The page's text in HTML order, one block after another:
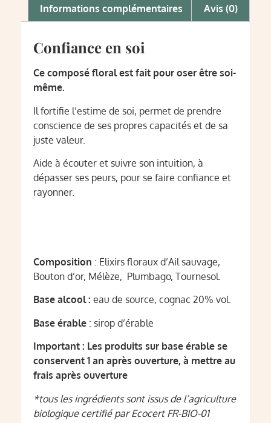
Informations complémentaires Avis (0)
Confiance en soi
Ce composé floral est fait pour oser être soi-
même.
Il fortifie l’estime de soi, permet de prendre
conscience de ses propres capacités et de sa
juste valeur.
Aide à écouter et suivre son intuition, à
dépasser ses peurs, pour se faire confiance et
rayonner.
Composition : Elixirs floraux d’Ail sauvage,
Bouton d’or, Mélèze, Plumbago, Tournesol.
Base alcool : eau de source, cognac 20% vol.
Base érable : sirop d’érable
Important : Les produits sur base érable se
conservent 1 an après ouverture, à mettre au
frais après ouverture
*tous les ingrédients sont issus de l’agriculture
biologique certifié par Ecocert FR-BIO-01